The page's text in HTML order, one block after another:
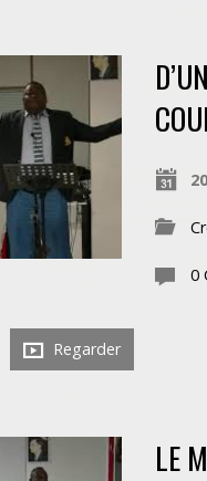
0
Regarder
LE